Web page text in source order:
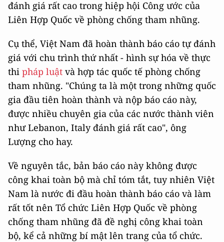
đánh giá rất cao trong hiệp hội Công ước của
Liên Hợp Quốc về phòng chống tham nhũng.
Cụ thể, Việt Nam đã hoàn thành báo cáo tự đánh
giá với chu trình thứ nhất - hình sự hóa về thực
thi pháp luật và hợp tác quốc tế phòng chống
tham nhũng. "Chúng ta là một trong những quốc
gia đầu tiên hoàn thành và nộp báo cáo này,
được nhiều chuyên gia của các nước thành viên
như Lebanon, Italy đánh giá rất cao", ông
Lượng cho hay.
Về nguyên tắc, bản báo cáo này không được
công khai toàn bộ mà chỉ tóm tắt, tuy nhiên Việt
Nam là nước đi đầu hoàn thành báo cáo và làm
rất tốt nên Tổ chức Liên Hợp Quốc về phòng
chống tham nhũng đã đề nghị công khai toàn
bộ, kể cả những bí mật lên trang của tổ chức.